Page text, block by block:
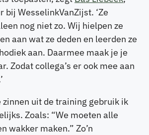
WesselinkVanZijst. ‘Ze
nog niet zo. Wij hielpen ze
aan wat ze deden en leerden ze
aan. Daarmee maak je je
Zodat collega’s er ook mee aan
zinnen uit de training gebruik ik
Zoals: “We moeten alle
wakker maken.” Zo’n